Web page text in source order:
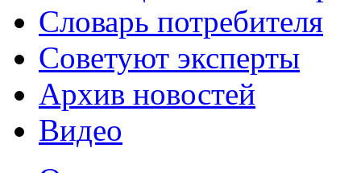
Словарь потребителя
Советуют эксперты
Архив новостей
Видео